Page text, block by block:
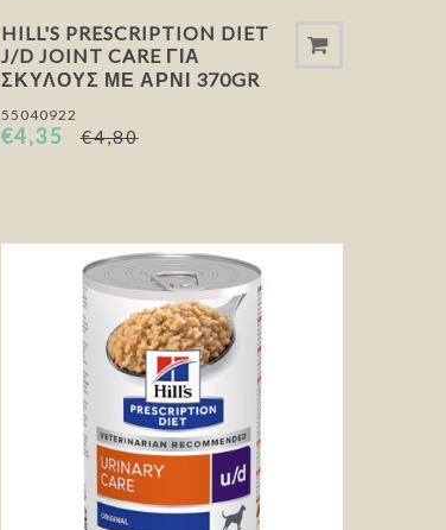
HILL'S PRESCRIPTION DIET
J/D JOINT CARE ΓΙΑ
ΣΚΎΛΟΥΣ ΜΕ ΑΡΝΊ 370GR
55040922
€4,35 €4,80